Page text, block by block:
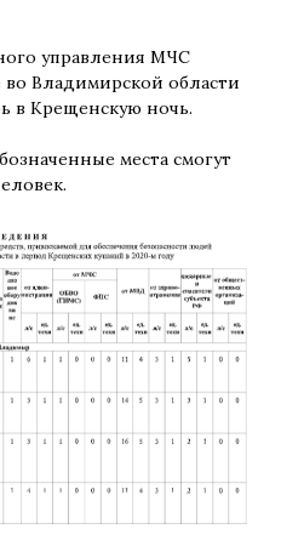
управления МЧС
во Владимирской области
в Крещенскую ночь.
места смогут